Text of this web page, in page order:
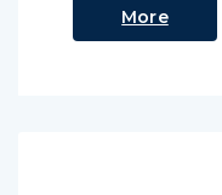
More